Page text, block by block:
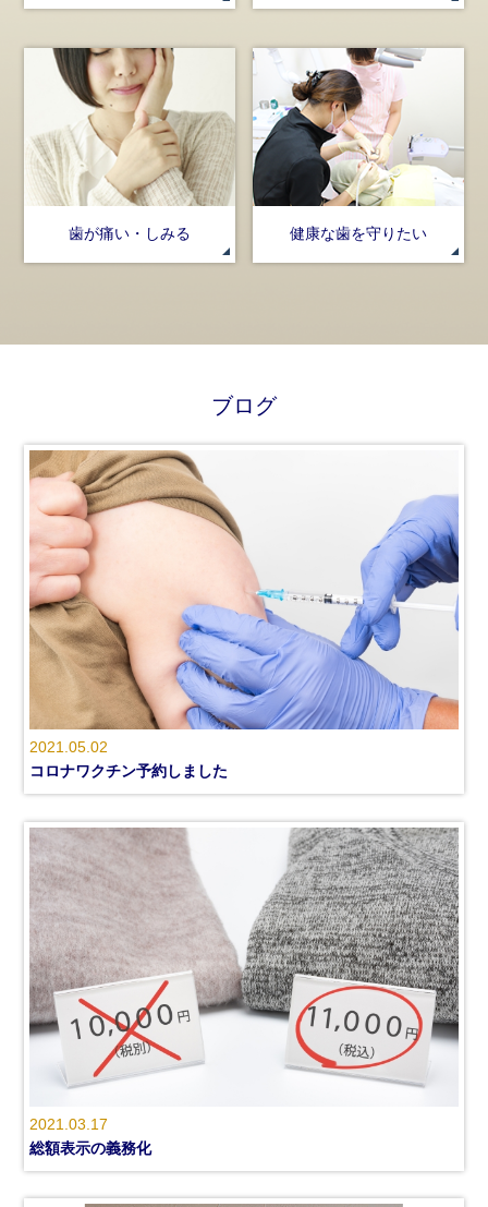
歯が痛い・しみる 健康な歯を守りたい
ブログ
2021.05.02
コロナワクチン予約しました
2021.03.17
総額表示の義務化